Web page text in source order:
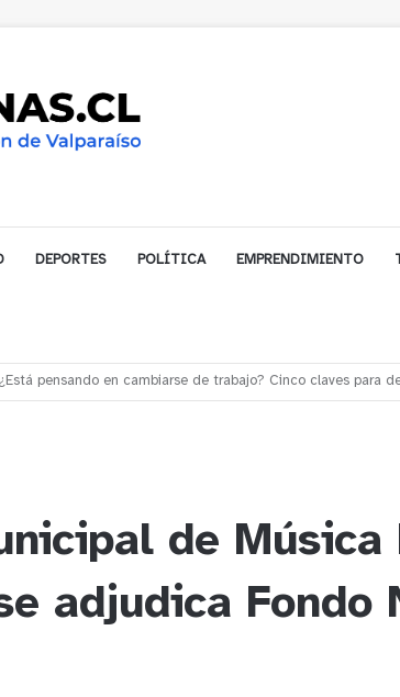
DEPORTES POLÍTICA EMPRENDIMIENTO
Gobernador compromete financiamiento para avanzar en la
de Música
adjudica Fondo